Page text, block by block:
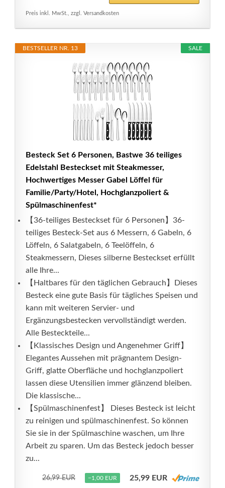
Preis inkl. MwSt., zzgl. Versandkosten
SALE
BESTSELLER NR. 13
Besteck Set 6 Personen, Bastwe 36 teiliges
Edelstahl Besteckset mit Steakmesser,
Hochwertiges Messer Gabel Löffel für
Familie/Party/Hotel, Hochglanzpoliert &
Spülmaschinenfest*
【36-teiliges Besteckset für 6 Personen】36-
teiliges Besteck-Set aus 6 Messern, 6 Gabeln, 6
Löffeln, 6 Salatgabeln, 6 Teelöffeln, 6
Steakmessern, Dieses silberne Besteckset erfüllt
alle Ihre...
【Haltbares für den täglichen Gebrauch】Dieses
Besteck eine gute Basis für tägliches Speisen und
kann mit weiteren Servier- und
Ergänzungsbestecken vervollständigt werden.
Alle Besteckteile...
【Klassisches Design und Angenehmer Griff】
Elegantes Aussehen mit prägnantem Design-
Griff, glatte Oberfläche und hochglanzpoliert
lassen diese Utensilien immer glänzend bleiben.
Die klassische...
【Spülmaschinenfest】 Dieses Besteck ist leicht
zu reinigen und spülmaschinenfest. So können
Sie sie in der Spülmaschine waschen, um Ihre
Arbeit zu sparen. Um das Besteck jedoch besser
zu...
26,99 EUR −1,00 EUR 25,99 EUR